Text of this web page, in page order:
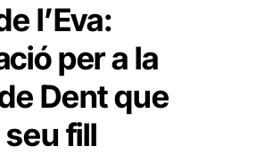
l’Eva:
per a la
Dent que
fill